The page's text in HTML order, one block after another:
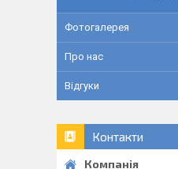
Фотогалерея
Про нас
Відгуки
Контакти